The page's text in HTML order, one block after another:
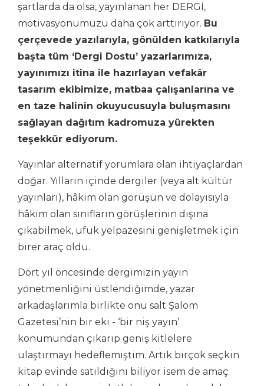
şartlarda da olsa, yayınlanan her DERGİ,
motivasyonumuzu daha çok arttırıyor. Bu
çerçevede yazılarıyla, gönülden katkılarıyla
başta tüm ‘Dergi Dostu’ yazarlarımıza,
yayınımızı itina ile hazırlayan vefakâr
tasarım ekibimize, matbaa çalışanlarına ve
en taze halinin okuyucusuyla buluşmasını
sağlayan dağıtım kadromuza yürekten
teşekkür ediyorum.
Yayınlar alternatif yorumlara olan ihtiyaçlardan
doğar. Yılların içinde dergiler (veya alt kültür
yayınları), hâkim olan görüşün ve dolayısıyla
hâkim olan sınıfların görüşlerinin dışına
çıkabilmek, ufuk yelpazesini genişletmek için
birer araç oldu.
Dört yıl öncesinde dergimizin yayın
yönetmenliğini üstlendiğimde, yazar
arkadaşlarımla birlikte onu salt Şalom
Gazetesi’nin bir eki - ‘bir niş yayın’
konumundan çıkarıp geniş kitlelere
ulaştırmayı hedeflemiştim. Artık birçok seçkin
kitap evinde satıldığını biliyor isem de amaç